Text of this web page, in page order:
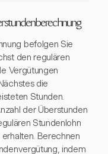
befolgen Sie
den regulären
Vergütungen
die
Stunden.
der Überstunden
Stundenlohn
Berechnen
indem